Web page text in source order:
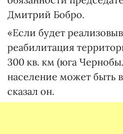
Дмитрий Бобро.
«Если будет
реабилитация
300 кв. км (юга
население может быть
сказал он.